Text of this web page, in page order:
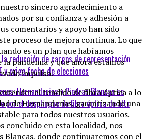
sincero agradecimiento a
por su confianza y adhesión a
comentarios y apoyo han sido
proceso de mejora continua. Lo que
es un plan que habíamos
la pandemia y que ahora estamos
impulso.
el tendido de fibra óptica a lo
de Hernandarias, garantizando una
para todos nuestros usuarios.
concluido en esta localidad, nos
Blancas, donde continuaremos con el
la reducción de cargos de representación
y exige fecha de elecciones
Hernandarias y Piedras Blancas se
por el despliegue de fibra óptica de alta